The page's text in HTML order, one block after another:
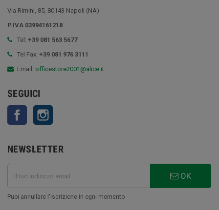
Via Rimini, 85, 80143 Napoli (NA)
P.IVA 03994161218
Tel: +39 081 563 5677
Tel Fax: +39 081 976 3111
Email: officestore2001@alice.it
SEGUICI
Facebook
NEWSLETTER
OK
Puoi annullare l'iscrizione in ogni momento